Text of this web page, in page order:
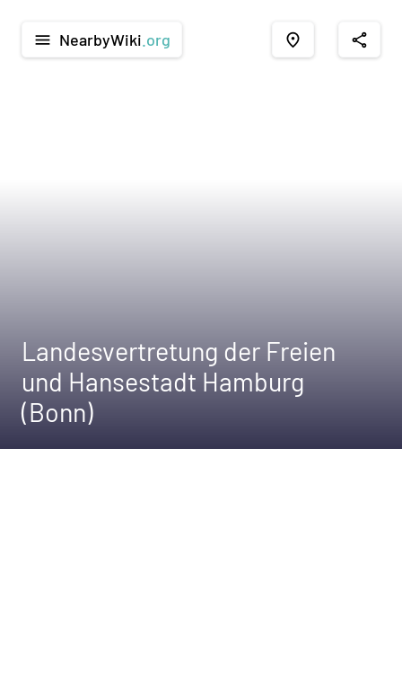
menu NearbyWiki .org place share
Landesvertretung der Freien
und Hansestadt Hamburg
(Bonn)